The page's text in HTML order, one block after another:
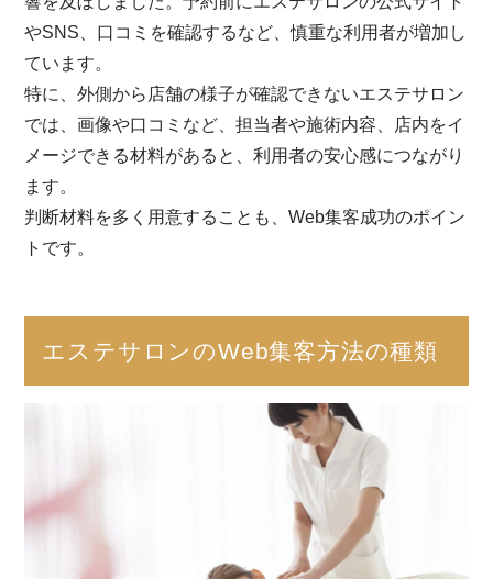
やSNS、口コミを確認するなど、慎重な利用者が増加し
ています。
特に、外側から店舗の様子が確認できないエステサロン
では、画像や口コミなど、担当者や施術内容、店内をイ
メージできる材料があると、利用者の安心感につながり
ます。
判断材料を多く用意することも、Web集客成功のポイン
トです。
エステサロンのWeb集客方法の種類